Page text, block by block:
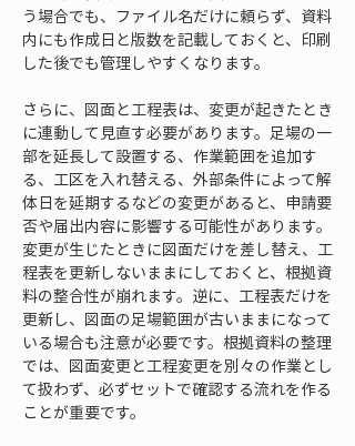
う場合でも、ファイル名だけに頼らず、資料
内にも作成日と版数を記載しておくと、印刷
した後でも管理しやすくなります。
さらに、図面と工程表は、変更が起きたとき
に連動して見直す必要があります。足場の一
部を延長して設置する、作業範囲を追加す
る、工区を入れ替える、外部条件によって解
体日を延期するなどの変更があると、申請要
否や届出内容に影響する可能性があります。
変更が生じたときに図面だけを差し替え、工
程表を更新しないままにしておくと、根拠資
料の整合性が崩れます。逆に、工程表だけを
更新し、図面の足場範囲が古いままになって
いる場合も注意が必要です。根拠資料の整理
では、図面変更と工程変更を別々の作業とし
て扱わず、必ずセットで確認する流れを作る
ことが重要です。